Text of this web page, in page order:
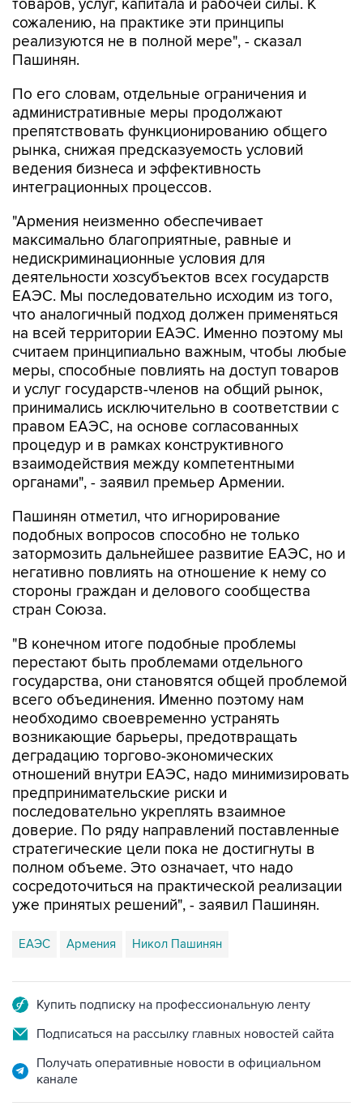
товаров, услуг, капитала и рабочей силы. К
сожалению, на практике эти принципы
реализуются не в полной мере", - сказал
Пашинян.
По его словам, отдельные ограничения и
административные меры продолжают
препятствовать функционированию общего
рынка, снижая предсказуемость условий
ведения бизнеса и эффективность
интеграционных процессов.
"Армения неизменно обеспечивает
максимально благоприятные, равные и
недискриминационные условия для
деятельности хозсубъектов всех государств
ЕАЭС. Мы последовательно исходим из того,
что аналогичный подход должен применяться
на всей территории ЕАЭС. Именно поэтому мы
считаем принципиально важным, чтобы любые
меры, способные повлиять на доступ товаров
и услуг государств-членов на общий рынок,
принимались исключительно в соответствии с
правом ЕАЭС, на основе согласованных
процедур и в рамках конструктивного
взаимодействия между компетентными
органами", - заявил премьер Армении.
Пашинян отметил, что игнорирование
подобных вопросов способно не только
затормозить дальнейшее развитие ЕАЭС, но и
негативно повлиять на отношение к нему со
стороны граждан и делового сообщества
стран Союза.
"В конечном итоге подобные проблемы
перестают быть проблемами отдельного
государства, они становятся общей проблемой
всего объединения. Именно поэтому нам
необходимо своевременно устранять
возникающие барьеры, предотвращать
деградацию торгово-экономических
отношений внутри ЕАЭС, надо минимизировать
предпринимательские риски и
последовательно укреплять взаимное
доверие. По ряду направлений поставленные
стратегические цели пока не достигнуты в
полном объеме. Это означает, что надо
сосредоточиться на практической реализации
уже принятых решений", - заявил Пашинян.
ЕАЭС Армения Никол Пашинян
Купить подписку на профессиональную ленту
Подписаться на рассылку главных новостей сайта
Получать оперативные новости в официальном
канале